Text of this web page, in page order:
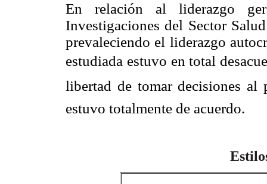
En relación al liderazgo
Investigaciones del Sector
prevaleciendo el liderazgo
estudiada estuvo en total
libertad de tomar decisiones al
estuvo totalmente de acuerdo.